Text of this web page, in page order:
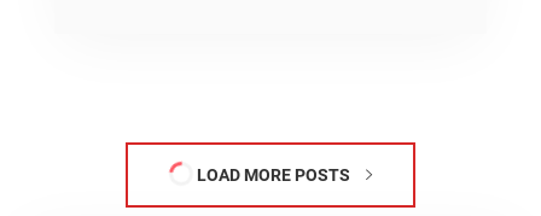
LOAD MORE POSTS